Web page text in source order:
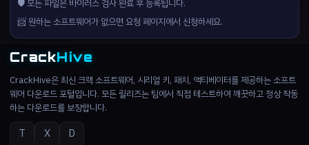
🛡️ 모든 파일은 바이러스 검사 완료 후 등록됩니다.
📨 원하는 소프트웨어가 없으면 요청 페이지에서 신청하세요.
CrackHive
CrackHive은 최신 크랙 소프트웨어, 시리얼 키, 패치, 액티베이터를 제공하는 소프트
웨어 다운로드 포털입니다. 모든 릴리즈는 팀에서 직접 테스트하여 깨끗하고 정상 작동
하는 다운로드를 보장합니다.
T X D